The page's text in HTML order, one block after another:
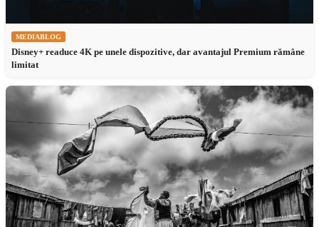
MEDIABLOG
Disney+ readuce 4K pe unele dispozitive, dar avantajul Premium rămâne
limitat